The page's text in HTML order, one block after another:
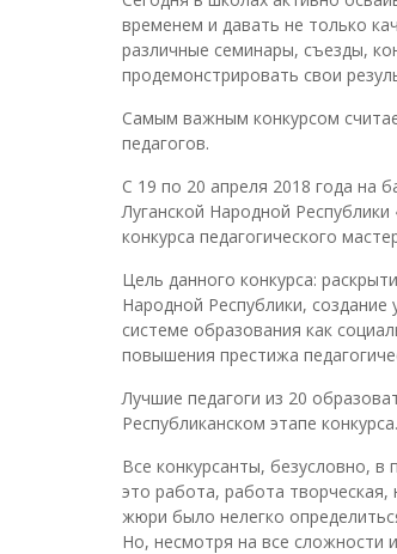
временем и давать не только
различные семинары, съезды,
продемонстрировать свои
Самым важным конкурсом
педагогов.
С 19 по 20 апреля 2018 года на
Луганской Народной
конкурса педагогического
Цель данного конкурса:
Народной Республики,
системе образования как
повышения престижа
Лучшие педагоги из 20
Республиканском этапе конкурса.
Все конкурсанты, безусловно,
это работа, работа
жюри было нелегко
Но, несмотря на все сложности